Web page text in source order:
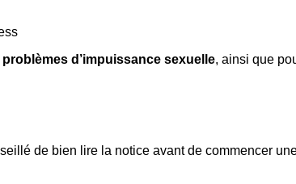
d’impuissance sexuelle, ainsi que
de bien lire la notice avant de commencer